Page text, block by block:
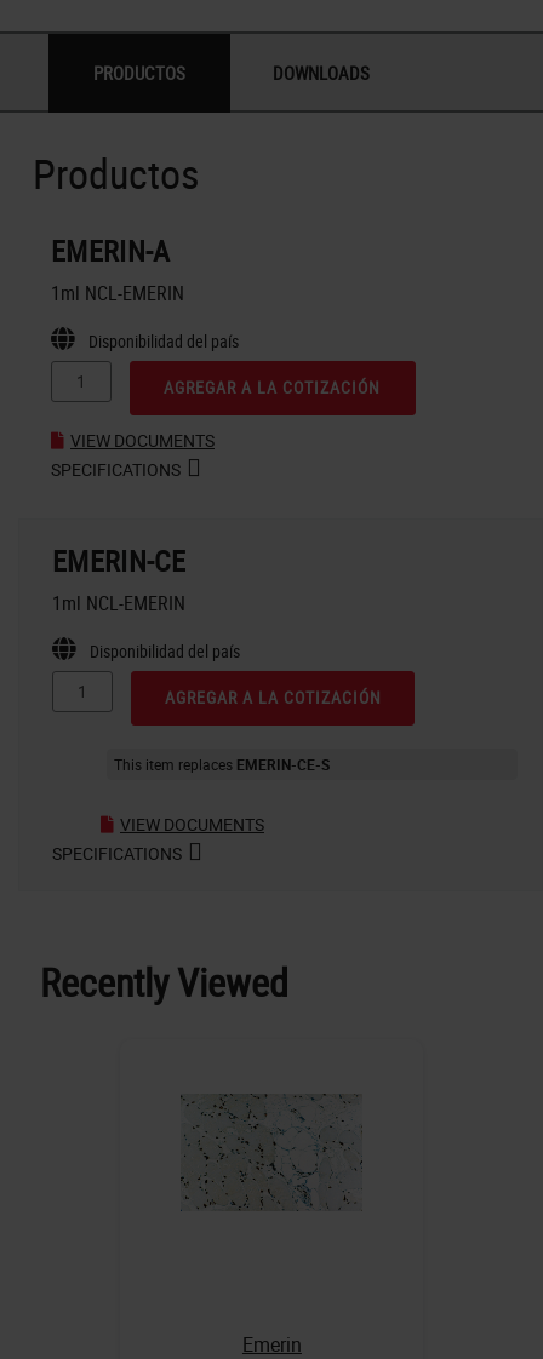
PRODUCTOS DOWNLOADS
Productos
EMERIN-A
1ml NCL-EMERIN
Disponibilidad del país
AGREGAR A LA COTIZACIÓN
VIEW DOCUMENTS
SPECIFICATIONS
EMERIN-CE
1ml NCL-EMERIN
Disponibilidad del país
AGREGAR A LA COTIZACIÓN
This item replaces EMERIN-CE-S
VIEW DOCUMENTS
SPECIFICATIONS
Recently Viewed
Emerin